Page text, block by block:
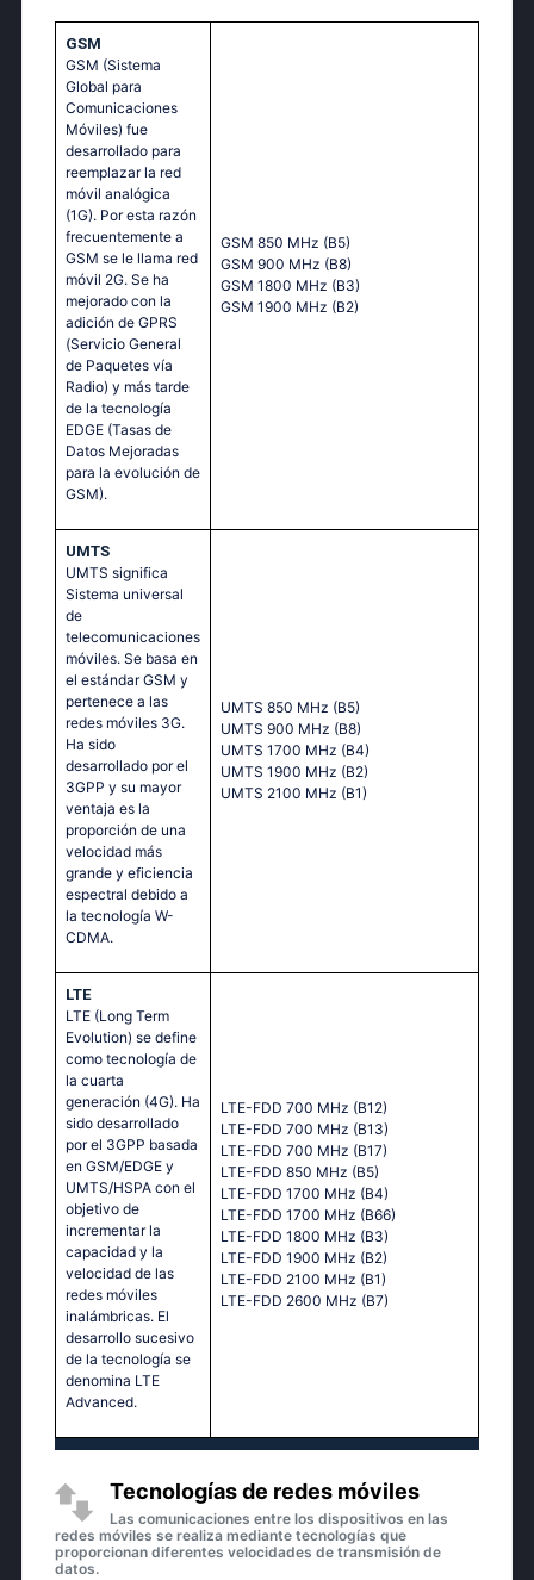
GSM
GSM (Sistema
Global para
Comunicaciones
Móviles) fue
desarrollado para
reemplazar la red
móvil analógica
(1G). Por esta razón
frecuentemente a
GSM se le llama red
móvil 2G. Se ha
mejorado con la
adición de GPRS
(Servicio General
de Paquetes vía
Radio) y más tarde
de la tecnología
EDGE (Tasas de
Datos Mejoradas
para la evolución de
GSM).
GSM 850 MHz (B5)
GSM 900 MHz (B8)
GSM 1800 MHz (B3)
GSM 1900 MHz (B2)
UMTS
UMTS significa
Sistema universal
de
telecomunicaciones
móviles. Se basa en
el estándar GSM y
pertenece a las
redes móviles 3G.
Ha sido
desarrollado por el
3GPP y su mayor
ventaja es la
proporción de una
velocidad más
grande y eficiencia
espectral debido a
la tecnología W-
CDMA.
UMTS 850 MHz (B5)
UMTS 900 MHz (B8)
UMTS 1700 MHz (B4)
UMTS 1900 MHz (B2)
UMTS 2100 MHz (B1)
LTE
LTE (Long Term
Evolution) se define
como tecnología de
la cuarta
generación (4G). Ha
sido desarrollado
por el 3GPP basada
en GSM/EDGE y
UMTS/HSPA con el
objetivo de
incrementar la
capacidad y la
velocidad de las
redes móviles
inalámbricas. El
desarrollo sucesivo
de la tecnología se
denomina LTE
Advanced.
LTE-FDD 700 MHz (B12)
LTE-FDD 700 MHz (B13)
LTE-FDD 700 MHz (B17)
LTE-FDD 850 MHz (B5)
LTE-FDD 1700 MHz (B4)
LTE-FDD 1700 MHz (B66)
LTE-FDD 1800 MHz (B3)
LTE-FDD 1900 MHz (B2)
LTE-FDD 2100 MHz (B1)
LTE-FDD 2600 MHz (B7)
Tecnologías de redes móviles
Las comunicaciones entre los dispositivos en las
redes móviles se realiza mediante tecnologías que
proporcionan diferentes velocidades de transmisión de
datos.